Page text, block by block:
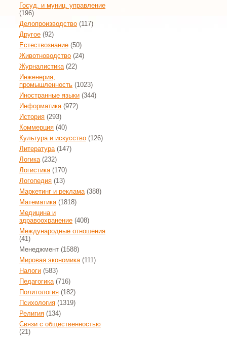
Госуд. и муниц. управление
(196)
Делопроизводство (117)
Другое (92)
Естествознание (50)
Животноводство (24)
Журналистика(22)
Инженерия,
промышленность (1023)
Иностранные языки (344)
Информатика(972)
История (293)
Коммерция (40)
Культура и искусство (126)
Литература(147)
Логика(232)
Логистика(170)
Логопедия (13)
Маркетинг и реклама(388)
Математика(1818)
Медицина и
здравоохранение (408)
Международные отношения
(41)
Менеджмент (1588)
Мировая экономика(111)
Налоги (583)
Педагогика(716)
Политология (182)
Психология (1319)
Религия (134)
Связи с общественностью
(21)